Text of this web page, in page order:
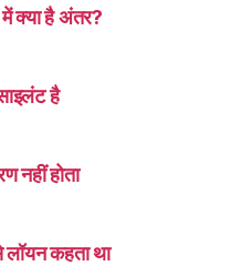
है अंतर?
है
नहीं होता
कहता था